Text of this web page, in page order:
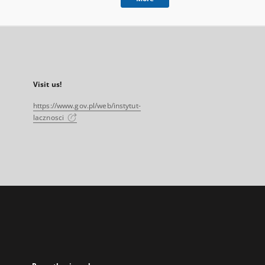
Visit us!
https://www.gov.pl/web/instytut-
lacznosci